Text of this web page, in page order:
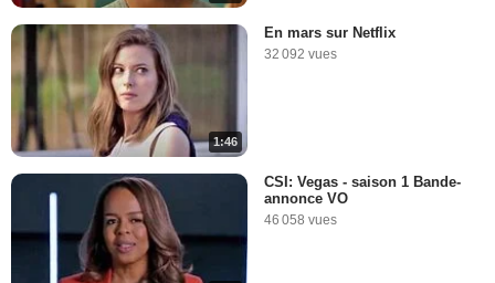
1:46
En mars sur Netflix
32 092 vues
CSI: Vegas - saison 1 Bande-
annonce VO
46 058 vues